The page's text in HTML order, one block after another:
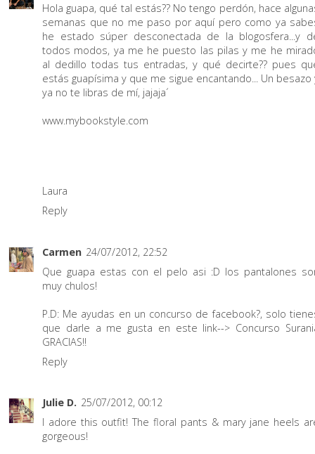
Hola guapa, qué tal estás?? No tengo perdón, hace
semanas que no me paso por aquí pero como ya
he estado súper desconectada de la blogosfera...y
todos modos, ya me he puesto las pilas y me he
al dedillo todas tus entradas, y qué decirte?? pues
estás guapísima y que me sigue encantando... Un besazo
ya no te libras de mí, jajaja´
www.mybookstyle.com
Laura
Reply
Carmen 24/07/2012, 22:52
Que guapa estas con el pelo asi :D los pantalones
muy chulos!
P.D: Me ayudas en un concurso de facebook?, solo
que darle a me gusta en este link--> Concurso
GRACIAS!!
Reply
Julie D. 25/07/2012, 00:12
I adore this outfit! The floral pants & mary jane heels
gorgeous!